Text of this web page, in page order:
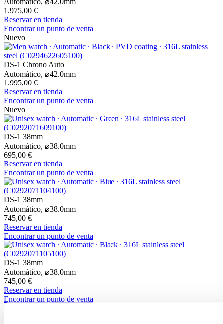
1.975,00 €
Reservar en tienda
Encontrar un punto de venta
Nuevo
DS-1 Chrono Auto
Automático, ⌀42.0mm
1.995,00 €
Reservar en tienda
Encontrar un punto de venta
Nuevo
DS-1 38mm
Automático, ⌀38.0mm
695,00 €
Reservar en tienda
Encontrar un punto de venta
DS-1 38mm
Automático, ⌀38.0mm
745,00 €
Reservar en tienda
Encontrar un punto de venta
DS-1 38mm
Automático, ⌀38.0mm
745,00 €
Reservar en tienda
Encontrar un punto de venta